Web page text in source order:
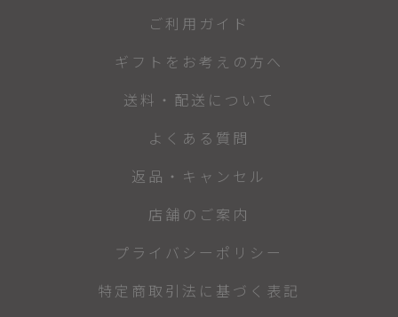
ご利用ガイド
ギフトをお考えの方へ
送料・配送について
よくある質問
返品・キャンセル
店舗のご案内
プライバシーポリシー
特定商取引法に基づく表記